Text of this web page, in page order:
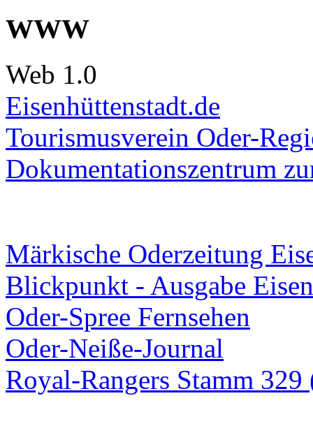
WWW
Web 1.0
Eisenhüttenstadt.de
Tourismusverein Oder-
Dokumentationszentrum
Märkische Oderzeitung
Blickpunkt - Ausgabe
Oder-Spree Fernsehen
Oder-Neiße-Journal
Royal-Rangers Stamm